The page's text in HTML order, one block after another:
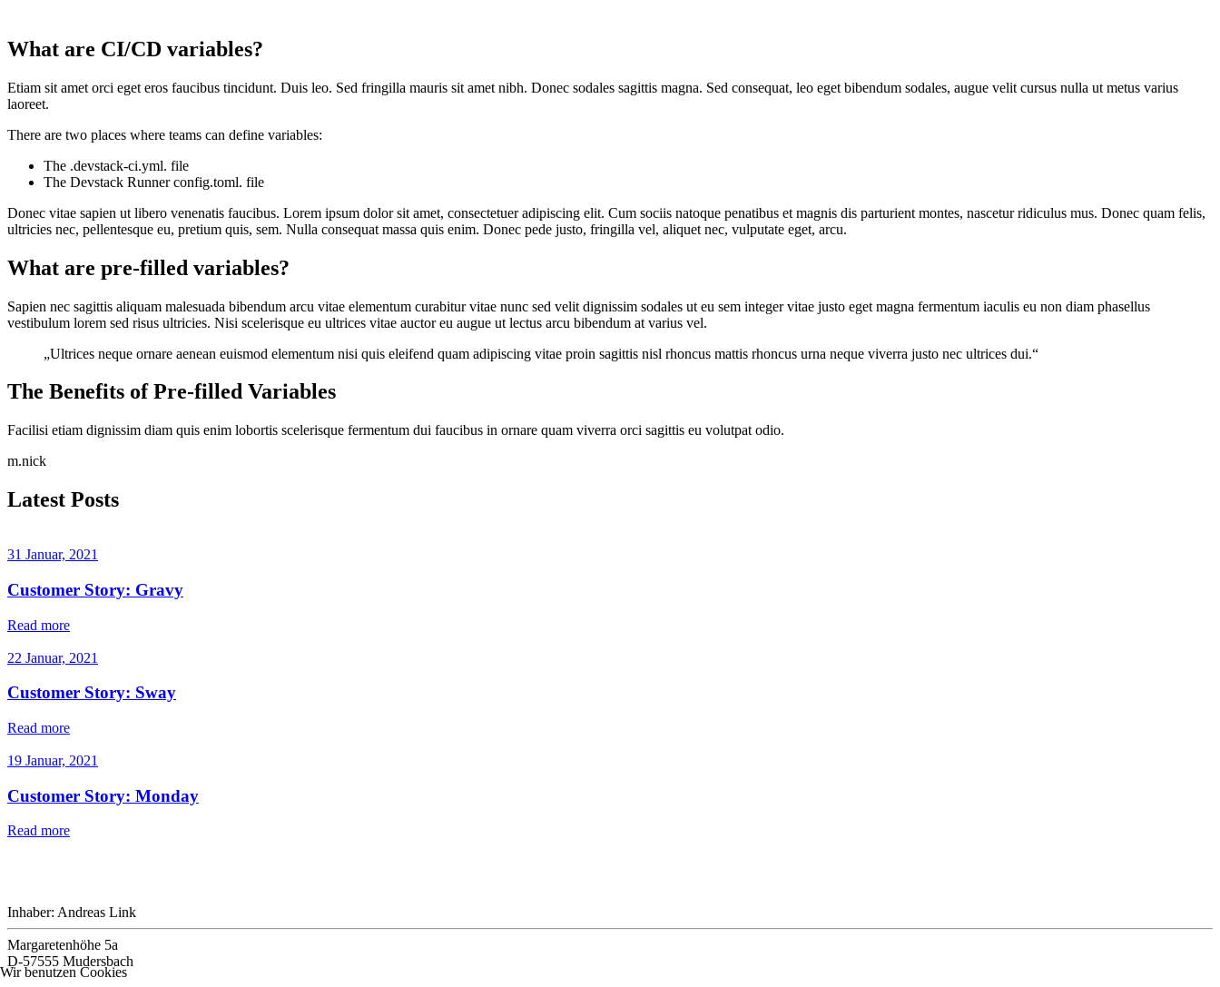
What are CI/CD variables?
Etiam sit amet orci eget eros faucibus tincidunt. Duis leo. Sed fringilla mauris sit amet nibh. Donec sodales sagittis magna. Sed consequat, leo eget bibendum sodales, augue velit cursus nulla ut metus varius
laoreet.
There are two places where teams can define variables:
The .devstack-ci.yml. file
The Devstack Runner config.toml. file
Donec vitae sapien ut libero venenatis faucibus. Lorem ipsum dolor sit amet, consectetuer adipiscing elit. Cum sociis natoque penatibus et magnis dis parturient montes, nascetur ridiculus mus. Donec quam felis,
ultricies nec, pellentesque eu, pretium quis, sem. Nulla consequat massa quis enim. Donec pede justo, fringilla vel, aliquet nec, vulputate eget, arcu.
What are pre-filled variables?
Sapien nec sagittis aliquam malesuada bibendum arcu vitae elementum curabitur vitae nunc sed velit dignissim sodales ut eu sem integer vitae justo eget magna fermentum iaculis eu non diam phasellus
vestibulum lorem sed risus ultricies. Nisi scelerisque eu ultrices vitae auctor eu augue ut lectus arcu bibendum at varius vel.
„Ultrices neque ornare aenean euismod elementum nisi quis eleifend quam adipiscing vitae proin sagittis nisl rhoncus mattis rhoncus urna neque viverra justo nec ultrices dui.“
The Benefits of Pre-filled Variables
Facilisi etiam dignissim diam quis enim lobortis scelerisque fermentum dui faucibus in ornare quam viverra orci sagittis eu volutpat odio.
m.nick
Latest Posts
31 Januar, 2021
Customer Story: Gravy
Read more
22 Januar, 2021
Customer Story: Sway
Read more
19 Januar, 2021
Customer Story: Monday
Read more
Inhaber: Andreas Link
Margaretenhöhe 5a
D-57555 Mudersbach
Wir benutzen Cookies